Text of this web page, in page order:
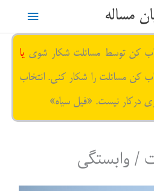
مساله
فهرست
کن توسط مسائلت شکار شوی یا
کن مسائلت را شکار کنی. انتخاب
درکار نیست. «فیل سیاه»
/ وابستگی